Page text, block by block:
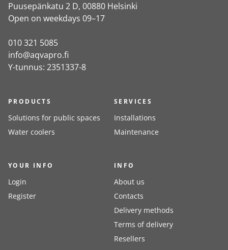
Puusepänkatu 2 D, 00880 Helsinki
Open on weekdays 09–17
010 321 5085
info@aqvapro.fi
Y-tunnus: 2351337-8
PRODUCTS
Solutions for public spaces
Water coolers
SERVICES
Installations
Maintenance
YOUR INFO
Login
Register
INFO
About us
Contacts
Delivery methods
Terms of delivery
Resellers